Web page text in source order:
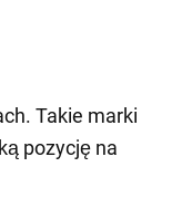
Takie marki
pozycję na